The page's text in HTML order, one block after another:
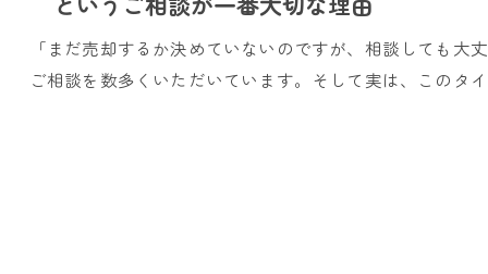
「まだ売却するか決めていないのですが、相談しても
ご相談を数多くいただいています。そして実は、この